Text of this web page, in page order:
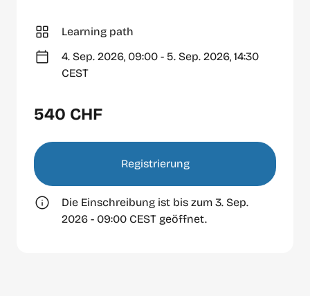
Learning path
4. Sep. 2026, 09:00 - 5. Sep. 2026, 14:30
CEST
540 CHF
Registrierung
Die Einschreibung ist bis zum 3. Sep.
2026 - 09:00 CEST geöffnet.